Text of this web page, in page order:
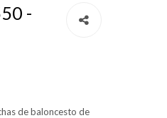
-
de baloncesto de